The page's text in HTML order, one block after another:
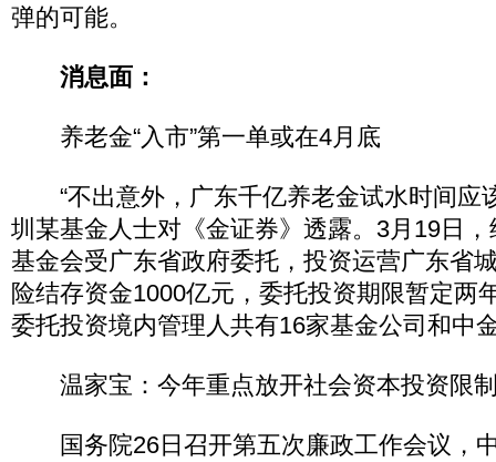
弹的可能。
消息面：
养老金“入市”第一单或在4月底
“不出意外，广东千亿养老金试水时间应
圳某基金人士对《金证券》透露。3月19日
基金会受广东省政府委托，投资运营广东省
险结存资金1000亿元，委托投资期限暂定两
委托投资境内管理人共有16家基金公司和中
温家宝：今年重点放开社会资本投资限
国务院26日召开第五次廉政工作会议，